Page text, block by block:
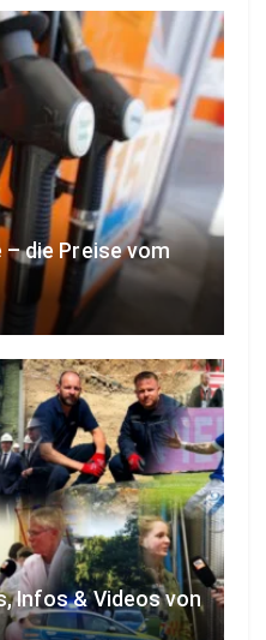
– die Preise vom
Infos & Videos von